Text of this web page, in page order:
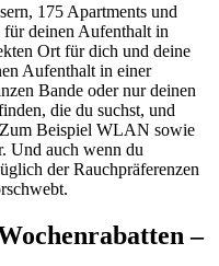
175 Apartments und
für deinen Aufenthalt in
Ort für dich und deine
Aufenthalt in einer
Bande oder nur deinen
die du suchst, und
Zum Beispiel WLAN sowie
Und auch wenn du
der Rauchpräferenzen
–